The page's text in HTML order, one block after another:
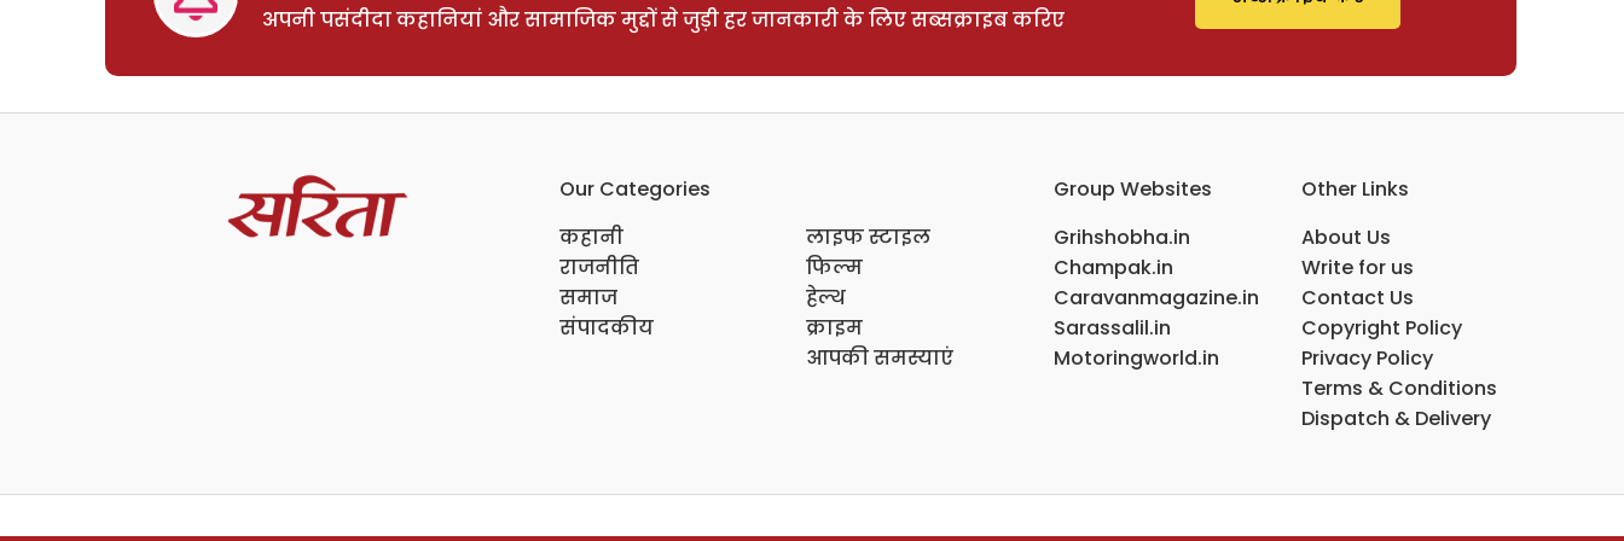
अपनी पसंदीदा कहानियां और सामाजिक मुद्दों से जुड़ी हर जानकारी के लिए सब्सक्राइब करिए
Our Categories
कहानी
राजनीति
समाज
संपादकीय
लाइफ स्टाइल
फिल्म
हेल्थ
क्राइम
आपकी समस्याएं
Group Websites
Grihshobha.in
Champak.in
Caravanmagazine.in
Sarassalil.in
Motoringworld.in
Other Links
About Us
Write for us
Contact Us
Copyright Policy
Privacy Policy
Terms & Conditions
Dispatch & Delivery